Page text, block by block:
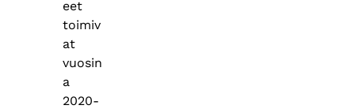
eet
toimiv
at
vuosin
a
2020-